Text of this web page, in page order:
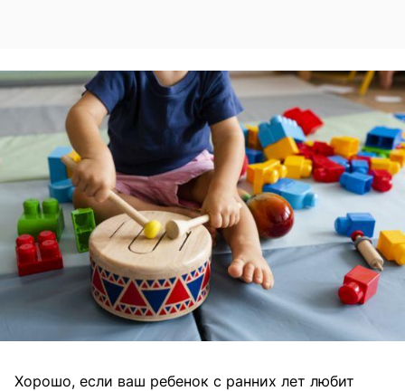
Хорошо, если ваш ребенок с ранних лет любит